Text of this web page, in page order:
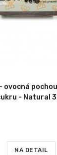
ovocná
- Natural
NA DETAIL